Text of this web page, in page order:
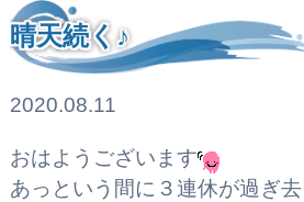
晴天続く♪
2020.08.11
おはようございます
あっという間に３連休が過ぎ